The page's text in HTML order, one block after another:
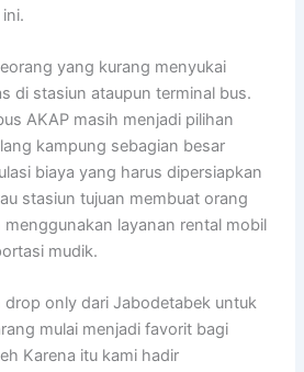
yang kurang menyukai
di stasiun ataupun terminal bus.
AKAP masih menjadi pilihan
kampung sebagian besar
biaya yang harus dipersiapkan
stasiun tujuan membuat orang
layanan rental mobil
mudik.
drop only dari Jabodetabek untuk
mulai menjadi favorit bagi
Karena itu kami hadir